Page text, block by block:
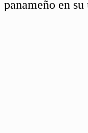
panameño en